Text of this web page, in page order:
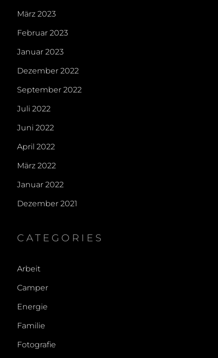
März 2023
Februar 2023
Januar 2023
Dezember 2022
September 2022
Juli 2022
Juni 2022
April 2022
März 2022
Januar 2022
Dezember 2021
CATEGORIES
Arbeit
Camper
Energie
Familie
Fotografie